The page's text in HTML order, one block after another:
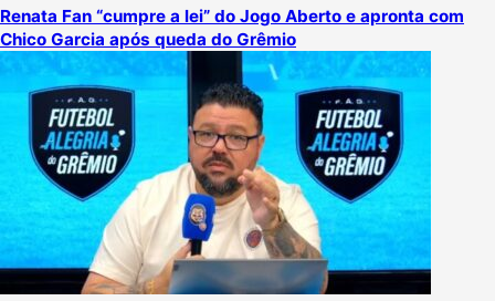
Renata Fan “cumpre a lei” do Jogo Aberto e apronta com
Chico Garcia após queda do Grêmio